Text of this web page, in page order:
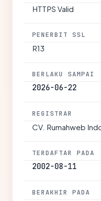
HTTPS Valid
PENERBIT SSL
R13
BERLAKU SAMPAI
2026-06-22
REGISTRAR
CV. Rumahweb
TERDAFTAR PADA
2002-08-11
BERAKHIR PADA